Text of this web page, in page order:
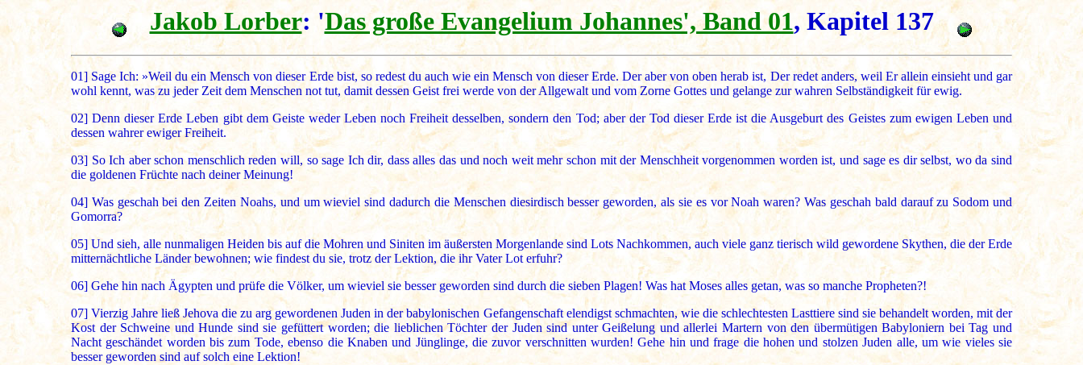
Jakob Lorber: 'Das große Evangelium Johannes', Band 01, Kapitel 137
01] Sage Ich: »Weil du ein Mensch von dieser Erde bist, so redest du auch wie ein Mensch von dieser Erde. Der aber von oben herab ist, Der redet anders, weil Er allein einsieht und gar
wohl kennt, was zu jeder Zeit dem Menschen not tut, damit dessen Geist frei werde von der Allgewalt und vom Zorne Gottes und gelange zur wahren Selbständigkeit für ewig.
02] Denn dieser Erde Leben gibt dem Geiste weder Leben noch Freiheit desselben, sondern den Tod; aber der Tod dieser Erde ist die Ausgeburt des Geistes zum ewigen Leben und
dessen wahrer ewiger Freiheit.
03] So Ich aber schon menschlich reden will, so sage Ich dir, dass alles das und noch weit mehr schon mit der Menschheit vorgenommen worden ist, und sage es dir selbst, wo da sind
die goldenen Früchte nach deiner Meinung!
04]Was geschah bei den Zeiten Noahs, und um wieviel sind dadurch die Menschen diesirdisch besser geworden, als sie es vor Noah waren? Was geschah bald darauf zu Sodom und
Gomorra?
05]Und sieh, alle nunmaligen Heiden bis auf die Mohren und Siniten im äußersten Morgenlande sind Lots Nachkommen, auch viele ganz tierisch wild gewordene Skythen, die der Erde
mitternächtliche Länder bewohnen; wie findest du sie, trotz der Lektion, die ihr Vater Lot erfuhr?
06] Gehe hin nach Ägypten und prüfe die Völker, um wieviel sie besser geworden sind durch die sieben Plagen! Was hat Moses alles getan, was so manche Propheten?!
07] Vierzig Jahre ließ Jehova die zu arg gewordenen Juden in der babylonischen Gefangenschaft elendigst schmachten, wie die schlechtesten Lasttiere sind sie behandelt worden, mit der
Kost der Schweine und Hunde sind sie gefüttert worden; die lieblichen Töchter der Juden sind unter Geißelung und allerlei Martern von den übermütigen Babyloniern bei Tag und
Nacht geschändet worden bis zum Tode, ebenso die Knaben und Jünglinge, die zuvor verschnitten wurden! Gehe hin und frage die hohen und stolzen Juden alle, um wie vieles sie
besser geworden sind auf solch eine Lektion!